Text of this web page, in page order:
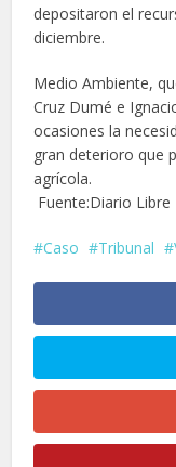
depositaron el
diciembre.
Medio Ambiente,
Cruz Dumé e
ocasiones la
gran deterioro que
agrícola.
Fuente:Diario Libre
Caso Tribunal